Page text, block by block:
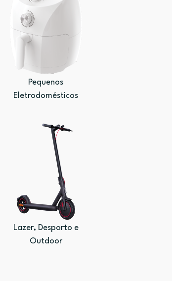
Pequenos
Eletrodomésticos
Lazer, Desporto e
Outdoor